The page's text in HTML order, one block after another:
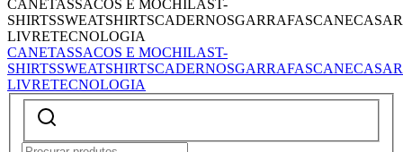
CANETASSACOS E MOCHILAST-
SHIRTSSWEATSHIRTSCADERNOSGARRAFASCANECASAR
LIVRETECNOLOGIA
CANETASSACOS E MOCHILAST-
SHIRTSSWEATSHIRTSCADERNOSGARRAFASCANECASAR
LIVRETECNOLOGIA